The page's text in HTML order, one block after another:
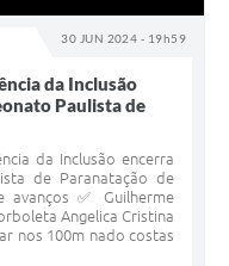
30 JUN 2024 - 19h59
da Inclusão
Paulista de
da Inclusão encerra
de Paranatação de
avanços ✅ Guilherme
Angelica Cristina
nos 100m nado costas